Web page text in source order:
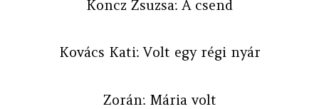
Koncz Zsuzsa: A csend
Kovács Kati: Volt egy régi nyár
Zorán: Mária volt